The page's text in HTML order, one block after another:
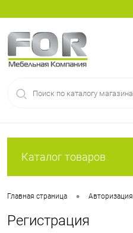
Каталог товаров
Главная страница • Авторизация
Регистрация